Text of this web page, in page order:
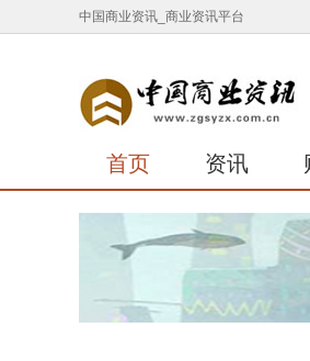
中国商业资讯_商业资讯平台
首页 资讯